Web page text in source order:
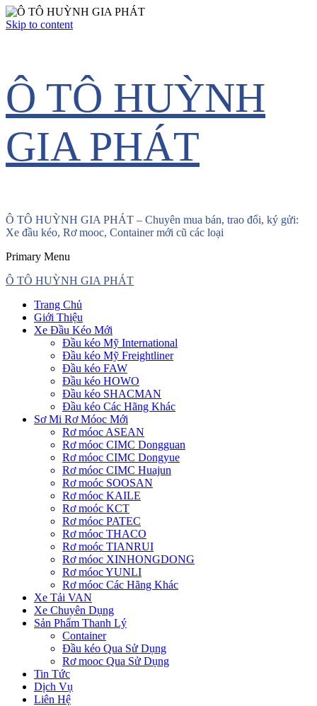
Skip to content
Ô TÔ HUỲNH
GIA PHÁT
Ô TÔ HUỲNH GIA PHÁT – Chuyên mua bán, trao đổi, ký gửi:
Xe đầu kéo, Rơ mooc, Container mới cũ các loại
Primary Menu
Ô TÔ HUỲNH GIA PHÁT
Trang Chủ
Giới Thiệu
Xe Đầu Kéo Mới
Đầu kéo Mỹ International
Đầu kéo Mỹ Freightliner
Đầu kéo FAW
Đầu kéo HOWO
Đầu kéo SHACMAN
Đầu kéo Các Hãng Khác
Sơ Mi Rơ Móoc Mới
Rơ móoc ASEAN
Rơ móoc CIMC Dongguan
Rơ móoc CIMC Dongyue
Rơ móoc CIMC Huajun
Rơ moóc SOOSAN
Rơ móoc KAILE
Rơ moóc KCT
Rơ móoc PATEC
Rơ móoc THACO
Rơ moóc TIANRUI
Rơ móoc XINHONGDONG
Rơ móoc YUNLI
Rơ móoc Các Hãng Khác
Xe Tải VAN
Xe Chuyên Dụng
Sản Phẩm Thanh Lý
Container
Đầu kéo Qua Sử Dụng
Rơ mooc Qua Sử Dụng
Tin Tức
Dịch Vụ
Liên Hệ